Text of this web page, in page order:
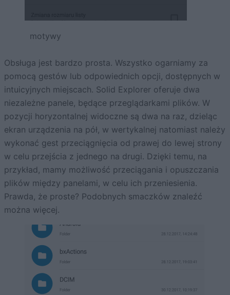
motywy
Obsługa jest bardzo prosta. Wszystko ogarniamy za
pomocą gestów lub odpowiednich opcji, dostępnych w
intuicyjnych miejscach. Solid Explorer oferuje dwa
niezależne panele, będące przeglądarkami plików. W
pozycji horyzontalnej widoczne są dwa na raz, dzieląc
ekran urządzenia na pół, w wertykalnej natomiast należy
wykonać gest przeciągnięcia od prawej do lewej strony
w celu przejścia z jednego na drugi. Dzięki temu, na
przykład, mamy możliwość przeciągania i opuszczania
plików między panelami, w celu ich przeniesienia.
Prawda, że proste? Podobnych smaczków znaleźć
można więcej.